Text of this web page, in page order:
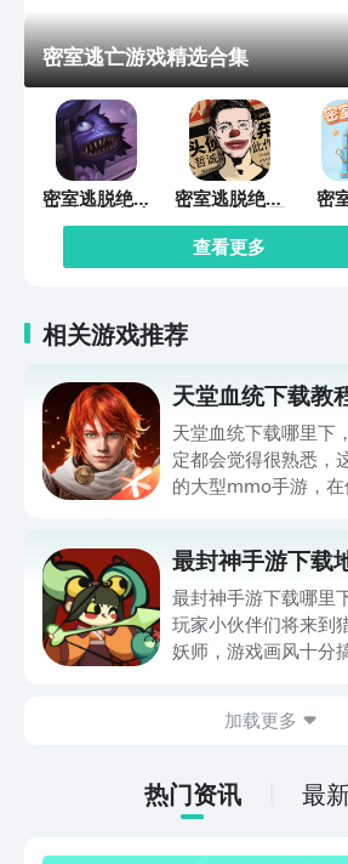
密室逃亡游戏精选合集
密室逃脱绝境
系列10寻梦大
作战
密室逃脱绝境
系列11游乐园
密
查看更多
相关游戏推荐
天堂血统下载教
天堂血统下载哪里下
定都会觉得很熟悉，
的大型mmo手游，
斗策略都有深度创新
很想玩，可提前在九
利最有性价比APP，
互娱大厂支持，节假
最封神手游下载
最封神手游下载哪里
玩家小伙伴们将来到
妖师，游戏画风十分
定有不少朋友感兴趣
有性价比的APP，身
娱大厂支持，玩手游
加载更多
热门资讯 最